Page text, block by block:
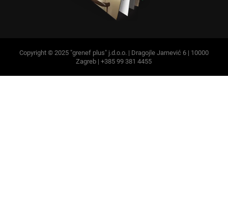
Copyright © 2025 "grenef plus" j.d.o.o. | Dragojle Jarnević 6 | 10000
Zagreb | +385 99 381 4455